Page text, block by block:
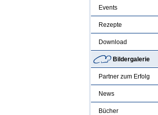
Events
Rezepte
Download
Bildergalerie
Partner zum Erfolg
News
Bücher